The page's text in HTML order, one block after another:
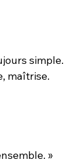
simple.
maîtrise.
»